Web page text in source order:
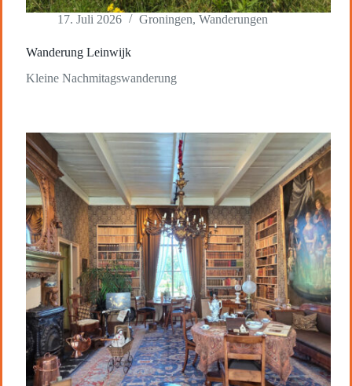
17. Juli 2026 Groningen, Wanderungen
Wanderung Leinwijk
Kleine Nachmitagswanderung